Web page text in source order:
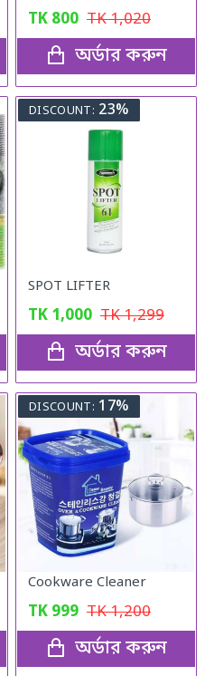
TK 800 TK1,020
অর্ডার করুন
DISCOUNT: 23%
SPOT LIFTER
TK 1,000 TK1,299
অর্ডার করুন
DISCOUNT: 17%
Cookware Cleaner
TK 999 TK1,200
অর্ডার করুন